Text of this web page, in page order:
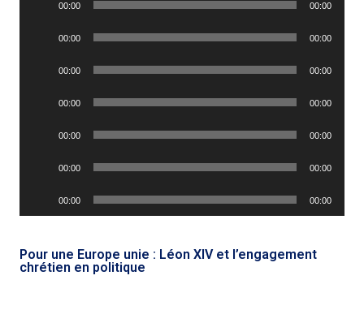
00:00 00:00
00:00 00:00
00:00 00:00
00:00 00:00
00:00 00:00
00:00 00:00
audio
00:00 00:00
Pour une Europe unie : Léon XIV et l’engagement
chrétien en politique